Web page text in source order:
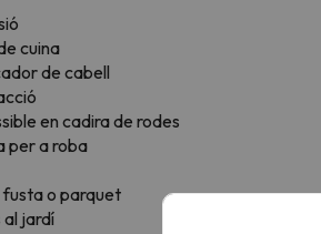
cuina
de cabell
en cadira de rodes
per a roba
fusta o parquet
jardí